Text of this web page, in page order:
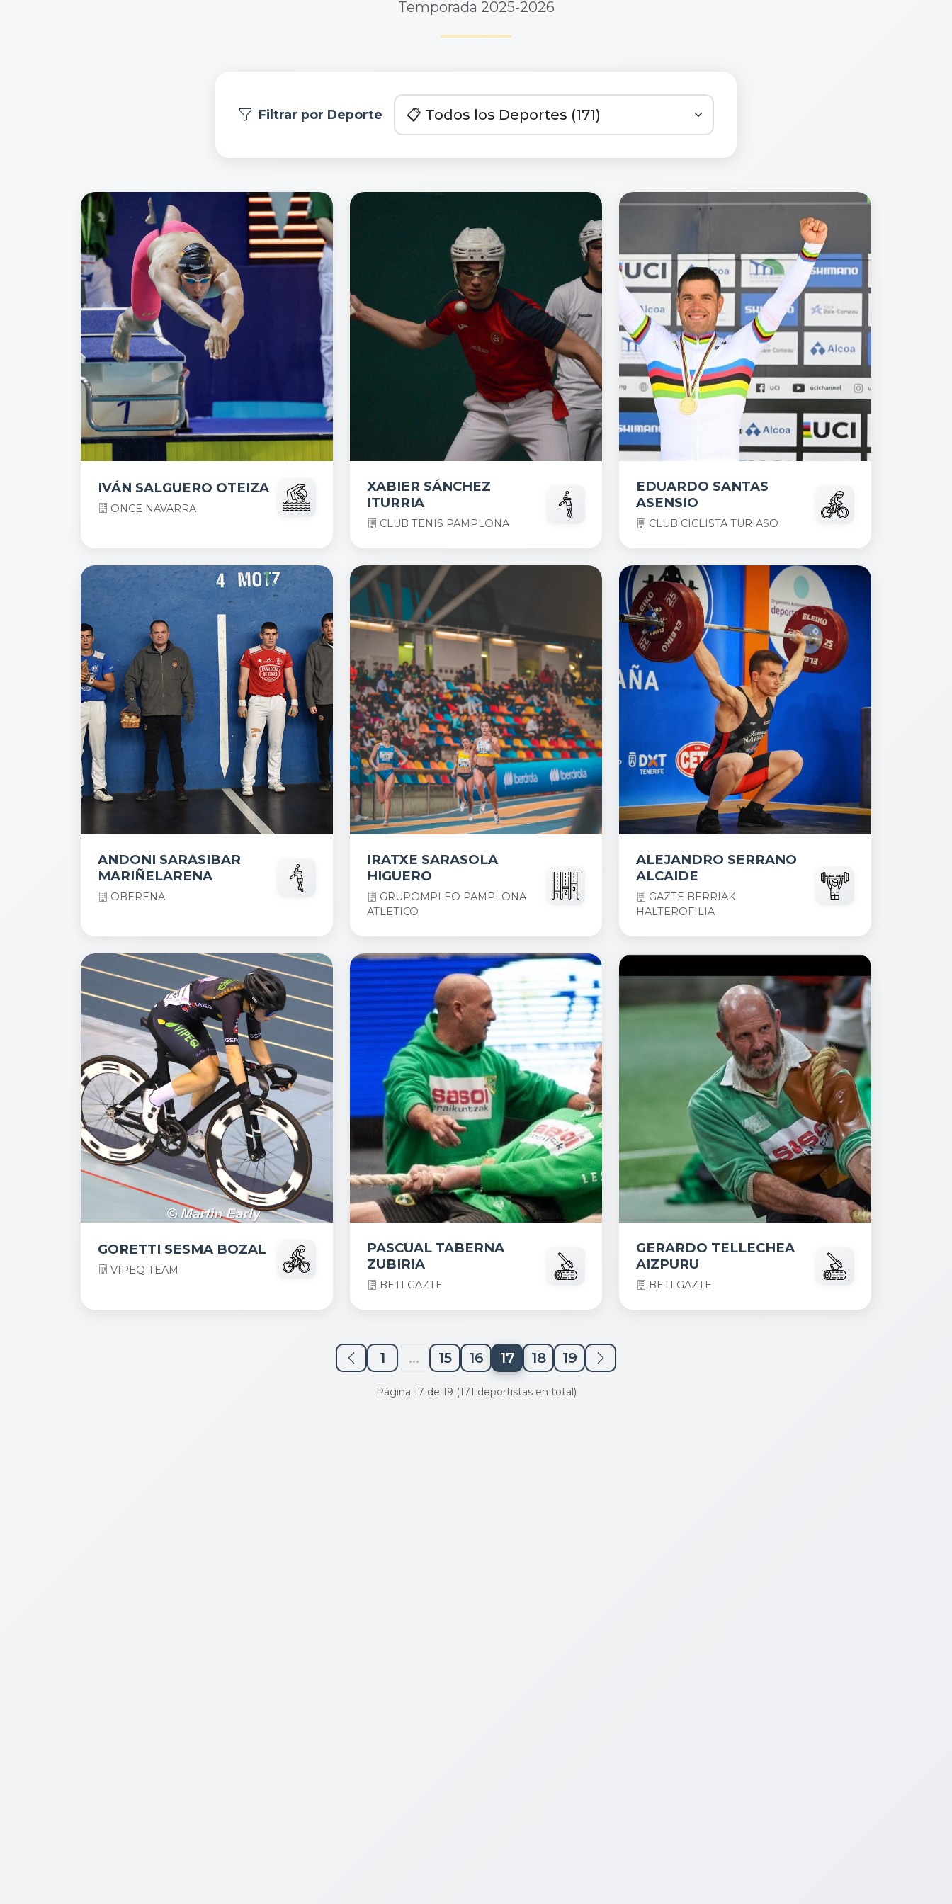
Temporada 2025-2026
Filtrar por Deporte
IVÁN SALGUERO OTEIZA
ONCE NAVARRA
XABIER SÁNCHEZ
ITURRIA
CLUB TENIS PAMPLONA
EDUARDO SANTAS
ASENSIO
CLUB CICLISTA TURIASO
ANDONI SARASIBAR
MARIÑELARENA
OBERENA
IRATXE SARASOLA
HIGUERO
GRUPOMPLEO PAMPLONA
ATLETICO
ALEJANDRO SERRANO
ALCAIDE
GAZTE BERRIAK
HALTEROFILIA
GORETTI SESMA BOZAL
VIPEQ TEAM
PASCUAL TABERNA
ZUBIRIA
BETI GAZTE
GERARDO TELLECHEA
AIZPURU
BETI GAZTE
1 ... 15 16 17 18 19
Página 17 de 19 (171 deportistas en total)